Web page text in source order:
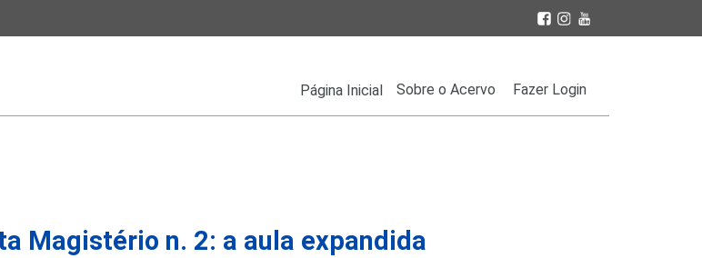
Página Inicial Sobre o Acervo Fazer Login
Magistério n. 2: a aula expandida